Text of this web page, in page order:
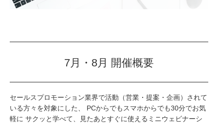
7月・8月 開催概要
セールスプロモーション業界で活動（営業・提案・企画）されて
いる方々を対象にした、 PCからでもスマホからでも30分でお気
軽に サクッと学べて、見たあとすぐに使えるミニウェビナーシ